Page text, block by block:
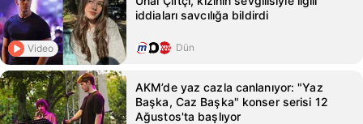
Video
iddiaları savcılığa bildirdi
Dün
AKM’de yaz cazla canlanıyor: "Yaz
Başka, Caz Başka" konser serisi 12
Ağustos'ta başlıyor